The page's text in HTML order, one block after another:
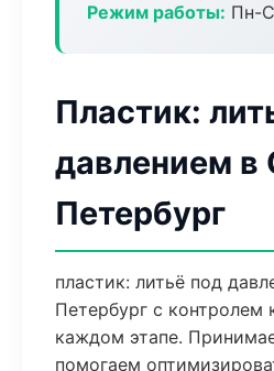
Режим работы: Пн-
Пластик:
давлением в
Петербург
пластик: литьё под
Петербург с контролем
каждом этапе.
помогаем